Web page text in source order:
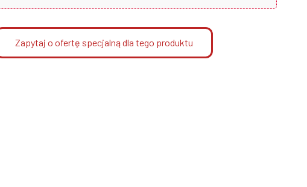
Zapytaj o ofertę specjalną dla tego produktu